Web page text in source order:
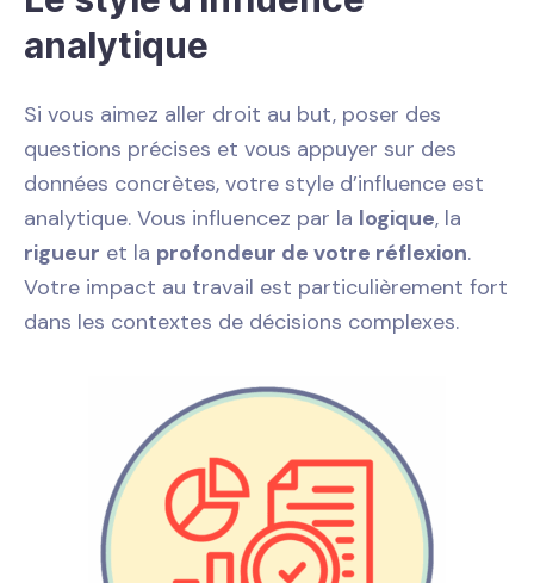
analytique
Si vous aimez aller droit au but, poser des
questions précises et vous appuyer sur des
données concrètes, votre style d’influence est
analytique. Vous influencez par la logique, la
rigueur et la profondeur de votre réflexion.
Votre impact au travail est particulièrement fort
dans les contextes de décisions complexes.